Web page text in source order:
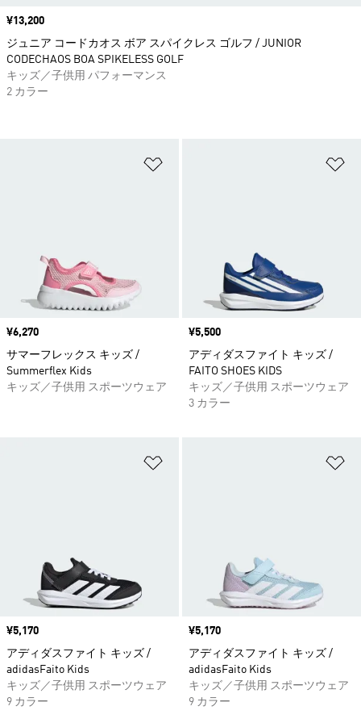
価格
¥6,270
サマーフレックス キッズ /
Summerflex Kids
キッズ／子供用 スポーツウェア
価格
¥5,500
アディダスファイト キッズ /
FAITO SHOES KIDS
キッズ／子供用 スポーツウェア
3 カラー
価格
¥5,170
アディダスファイト キッズ /
adidasFaito Kids
キッズ／子供用 スポーツウェア
9 カラー
価格
¥5,170
アディダスファイト キッズ /
adidasFaito Kids
キッズ／子供用 スポーツウェア
9 カラー
価格
¥13,200
ジュニア コードカオス ボア スパイクレス ゴルフ / JUNIOR
CODECHAOS BOA SPIKELESS GOLF
キッズ／子供用 パフォーマンス
2 カラー